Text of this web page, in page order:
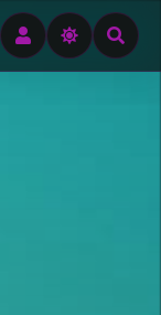
ورود